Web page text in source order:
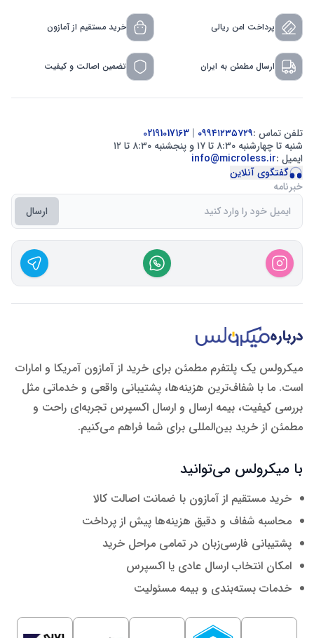
پرداخت امن ریالی خرید مستقیم از آمازون
ارسال مطمئن به ایران تضمین اصالت و کیفیت
تلفن تماس :۰۹۹۴۱۲۳۵۷۲۹ |
شنبه تا چهارشنبه ۸:۳۰ تا ۱۷ و پنجشنبه ۸:۳۰ تا ۱۲
ایمیل :info@microless.ir
گفتگوی آنلاین
خبرنامه
ارسال
درباره
میکرولس یک پلتفرم مطمئن برای خرید از آمازون آمریکا و امارات
است. ما با شفاف‌ترین هزینه‌ها، پشتیبانی واقعی و خدماتی مثل
بررسی کیفیت، بیمه ارسال و ارسال اکسپرس تجربه‌ای راحت و
مطمئن از خرید بین‌المللی برای شما فراهم می‌کنیم.
با میکرولس می‌توانید
خرید مستقیم از آمازون با ضمانت اصالت کالا
محاسبه شفاف و دقیق هزینه‌ها پیش از پرداخت
پشتیبانی فارسی‌زبان در تمامی مراحل خرید
امکان انتخاب ارسال عادی یا اکسپرس
خدمات بسته‌بندی و بیمه مسئولیت